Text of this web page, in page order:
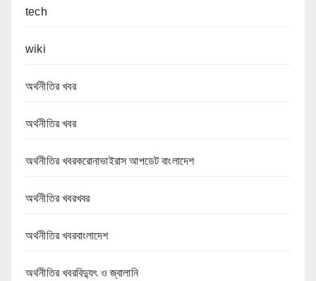
tech
wiki
অর্থনীতির খবর
অর্থনীতির খবর
অর্থনীতির খবরকরোনাভাইরাস আপডেট বাংলাদেশ
অর্থনীতির খবরখবর
অর্থনীতির খবরবাংলাদেশ
অর্থনীতির খবরবিদ্যুৎ ও জ্বালানি